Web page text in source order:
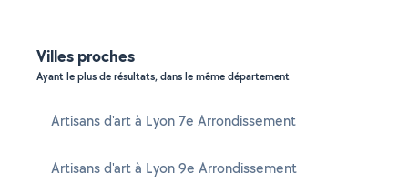
Villes proches
Ayant le plus de résultats, dans le même département
Artisans d'art à Lyon 7e Arrondissement
Artisans d'art à Lyon 9e Arrondissement